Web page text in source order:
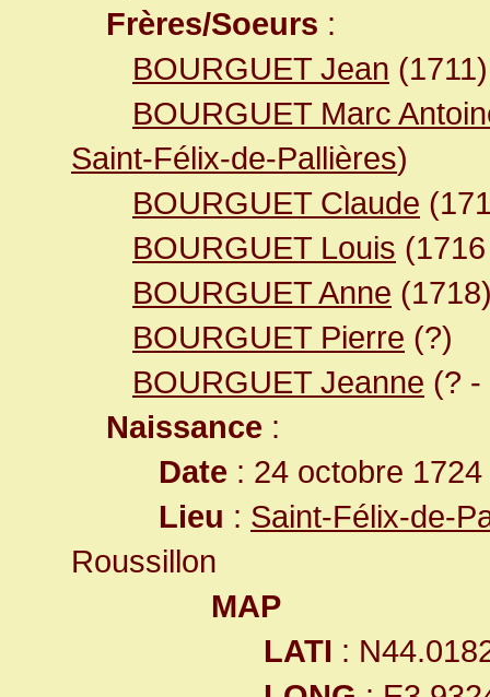
Frères/Soeurs :
BOURGUET Jean (1711)
BOURGUET Marc
Saint-Félix-de-Pallières)
BOURGUET Claude
BOURGUET Louis
BOURGUET Anne
BOURGUET Pierre (?)
BOURGUET Jeanne (? -
Naissance :
Date : 24 octobre 1724
Lieu : Saint-Félix-de-
Roussillon
MAP
LATI :